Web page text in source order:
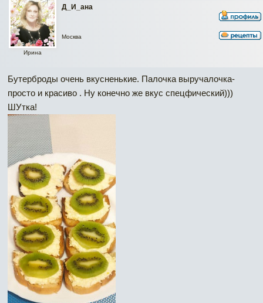
Д_И_ана
Ирина
Москва
Бутерброды очень вкусненькие. Палочка выручалочка-
просто и красиво . Ну конечно же вкус спецфический)))
ШУтка!